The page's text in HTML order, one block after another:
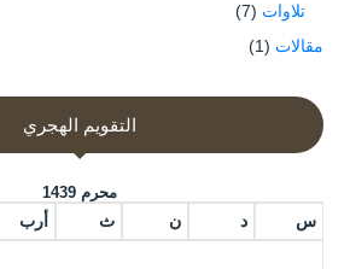
تلاوات (7)
مقالات (1)
التقويم الهجري
محرم 1439
س د ن ث أرب